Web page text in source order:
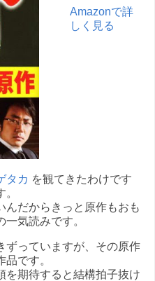
Amazonで詳
しく見る
タカ を観てきたわけです
んだからきっと原作もおも
気読みです。
ずっていますが、その原作
です。
を期待すると結構拍子抜け